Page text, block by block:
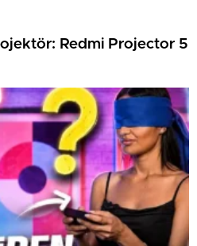
Elde Etmelerine Basitçe
Redmi Projector 5